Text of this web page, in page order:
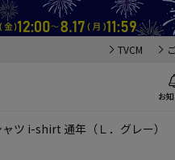
TVCM
お
ツ i-shirt 通年（Ｌ．グレー）